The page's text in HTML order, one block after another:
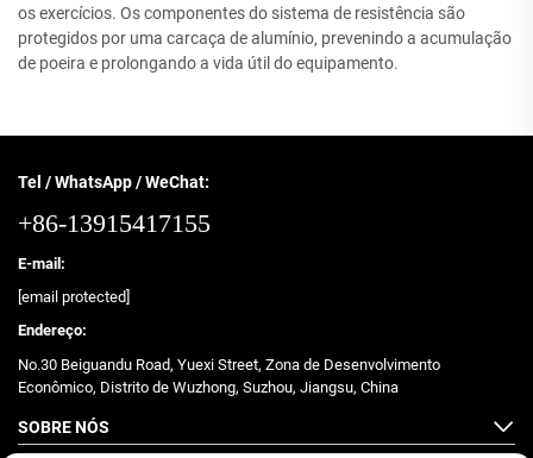
os exercícios. Os componentes do sistema de resistência são
protegidos por uma carcaça de alumínio, prevenindo a acumulação
de poeira e prolongando a vida útil do equipamento.
Tel / WhatsApp / WeChat:
+86-13915417155
E-mail:
[email protected]
Endereço:
No.30 Beiguandu Road, Yuexi Street, Zona de Desenvolvimento
Econômico, Distrito de Wuzhong, Suzhou, Jiangsu, China
SOBRE NÓS